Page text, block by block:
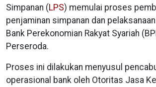
Simpanan (LPS) memulai proses
penjaminan simpanan dan
Bank Perekonomian Rakyat Syariah
Perseroda.
Proses ini dilakukan menyusul
operasional bank oleh Otoritas Jasa